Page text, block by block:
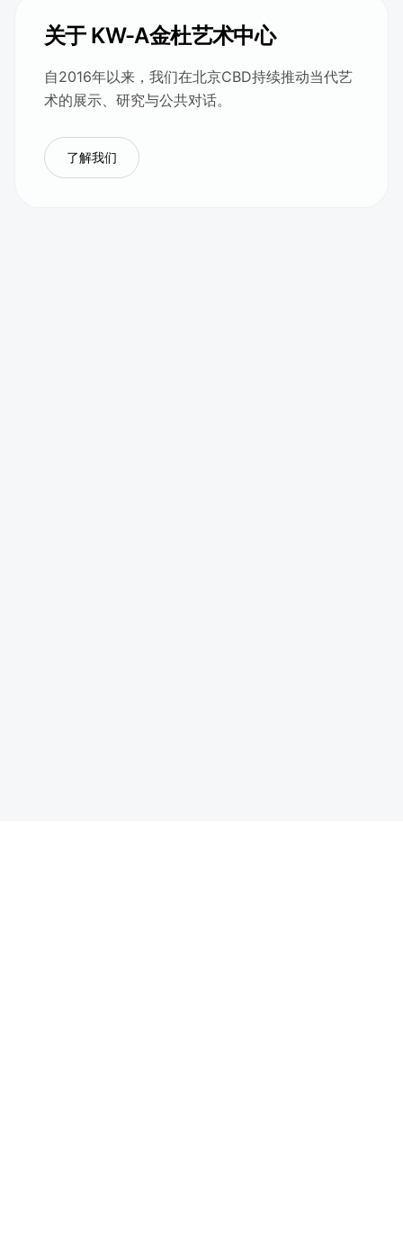
关于 KW-A金杜艺术中心
自2016年以来，我们在北京CBD持续推动当代艺
术的展示、研究与公共对话。
了解我们